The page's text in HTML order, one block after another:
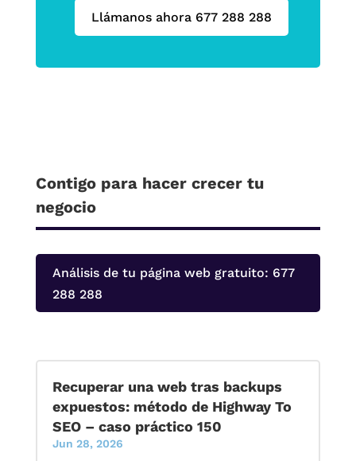
Llámanos ahora 677 288 288
Contigo para hacer crecer tu
negocio
Análisis de tu página web gratuito: 677
288 288
Recuperar una web tras backups
expuestos: método de Highway To
SEO – caso práctico 150
Jun 28, 2026